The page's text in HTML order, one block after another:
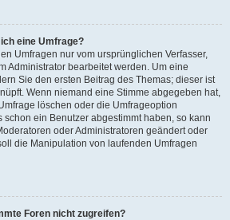
eine Umfrage?
Umfragen nur vom ursprünglichen Verfasser,
Administrator bearbeitet werden. Um eine
Sie den ersten Beitrag des Themas; dieser ist
Wenn niemand eine Stimme abgegeben hat,
löschen oder die Umfrageoption
ein Benutzer abgestimmt haben, so kann
oder Administratoren geändert oder
die Manipulation von laufenden Umfragen
Foren nicht zugreifen?